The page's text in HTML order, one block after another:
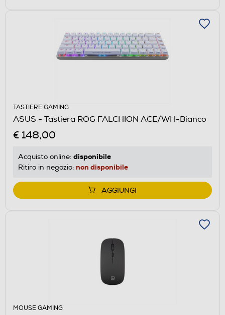
TASTIERE GAMING
ASUS - Tastiera ROG FALCHION ACE/WH-Bianco
€ 148,00
Acquisto online: disponibile
Ritiro in negozio: non disponibile
AGGIUNGI
MOUSE GAMING